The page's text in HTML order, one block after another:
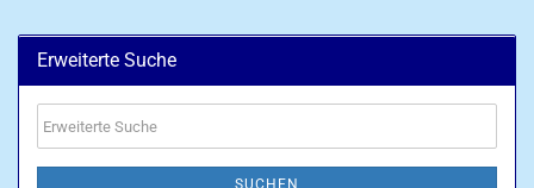
Erweiterte Suche
Suche
SUCHEN